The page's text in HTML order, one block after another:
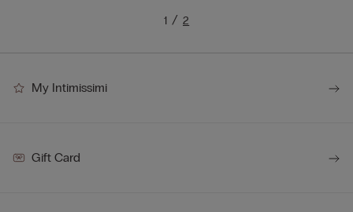
1 2
My Intimissimi
Gift Card